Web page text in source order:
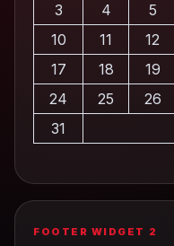
3
4 5
10
11 12
17
18 19
24
25 26
31
FOOTER WIDGET 2